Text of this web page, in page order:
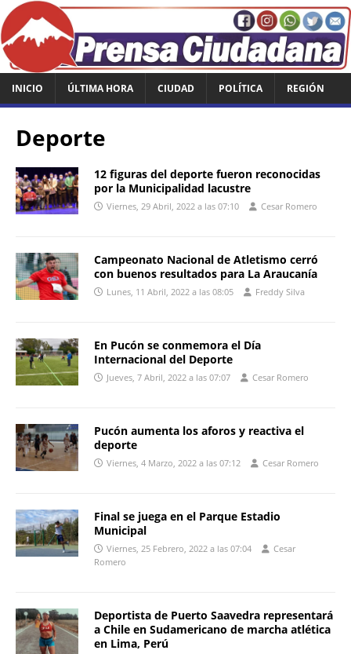
INICIO ÚLTIMA HORA CIUDAD POLÍTICA REGIÓN
Deporte
12 figuras del deporte fueron reconocidas
por la Municipalidad lacustre
Viernes, 29 Abril, 2022 a las 07:10 Cesar Romero
Campeonato Nacional de Atletismo cerró
con buenos resultados para La Araucanía
Lunes, 11 Abril, 2022 a las 08:05 Freddy Silva
En Pucón se conmemora el Día
Internacional del Deporte
Jueves, 7 Abril, 2022 a las 07:07 Cesar Romero
Pucón aumenta los aforos y reactiva el
deporte
Viernes, 4 Marzo, 2022 a las 07:12 Cesar Romero
Final se juega en el Parque Estadio
Municipal
Viernes, 25 Febrero, 2022 a las 07:04
Cesar
Romero
Deportista de Puerto Saavedra representará
a Chile en Sudamericano de marcha atlética
en Lima, Perú